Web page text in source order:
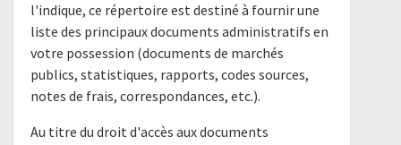
l'indique, ce répertoire est destiné à fournir une
liste des principaux documents administratifs en
votre possession (documents de marchés
publics, statistiques, rapports, codes sources,
notes de frais, correspondances, etc.).
Au titre du droit d'accès aux documents